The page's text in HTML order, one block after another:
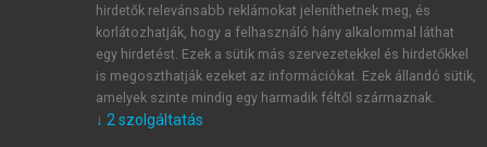
JELSZÓ ÚJRA
Kérek értesítést a MeRSZ újdonságairól, akcióiról.
Kérek értesítést az Akadémiai Kiadó Zrt. újdonságairól,
hirdetők relevánsabb reklámokat jeleníthetnek meg, és
korlátozhatják, hogy a felhasználó hány alkalommal láthat
egy hirdetést. Ezek a sütik más szervezetekkel és hirdetőkkel
is megoszthatják ezeket az információkat. Ezek állandó sütik,
amelyek szinte mindig egy harmadik féltől származnak.
↓ 2 szolgáltatás